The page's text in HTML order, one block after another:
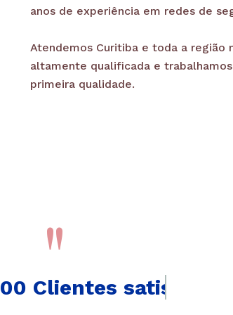
anos de experiência em redes de
Atendemos Curitiba e toda a região
altamente qualificada e
primeira qualidade.
​‌"
Clientes atendidos